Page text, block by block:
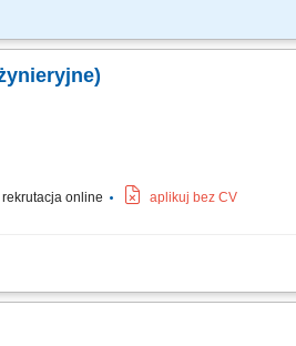
z Kierownikiem Budowy, Robót itp.
rekrutacja online aplikuj bez CV
w branży mostowej zgodnie z przyjętym